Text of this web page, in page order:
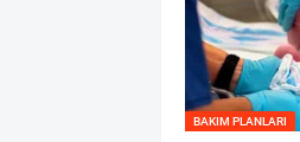
BAKIM PLANLARI